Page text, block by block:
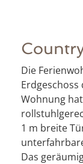
Die
Erdgeschoss
Wohnung
1 m breite
Das